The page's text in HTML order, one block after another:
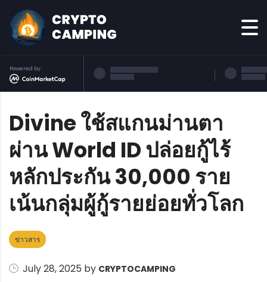
Powered by
Divine ใช้สแกนม่านตา
ผ่าน World ID ปล่อยกู้ไร้
หลักประกัน 30,000 ราย
เน้นกลุ่มผู้กู้รายย่อยทั่วโลก
ข่าวสาร
July 28, 2025 by CRYPTOCAMPING